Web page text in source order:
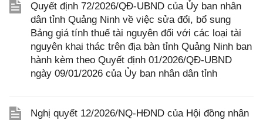
Quyết định 72/2026/QĐ-UBND của Ủy ban nhân
dân tỉnh Quảng Ninh về việc sửa đổi, bổ sung
Bảng giá tính thuế tài nguyên đối với các loại tài
nguyên khai thác trên địa bàn tỉnh Quảng Ninh ban
hành kèm theo Quyết định 01/2026/QĐ-UBND
ngày 09/01/2026 của Ủy ban nhân dân tỉnh
Nghị quyết 12/2026/NQ-HĐND của Hội đồng nhân